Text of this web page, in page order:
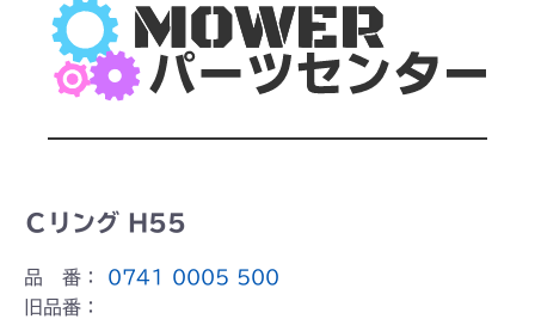
Ｃリング H55
品 番： 0741 0005 500
旧品番：